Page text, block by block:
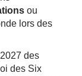
ou
lors des
des
des Six